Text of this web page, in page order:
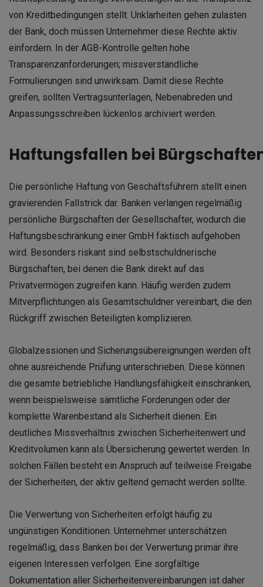
von Kreditbedingungen stellt. Unklarheiten gehen zulasten
der Bank, doch müssen Unternehmer diese Rechte aktiv
einfordern. In der AGB-Kontrolle gelten hohe
Transparenzanforderungen; missverständliche
Formulierungen sind unwirksam. Damit diese Rechte
greifen, sollten Vertragsunterlagen, Nebenabreden und
Anpassungsschreiben lückenlos archiviert werden.
Haftungsfallen bei
Die persönliche Haftung von Geschäftsführern stellt einen
gravierenden Fallstrick dar. Banken verlangen regelmäßig
persönliche Bürgschaften der Gesellschafter, wodurch die
Haftungsbeschränkung einer GmbH faktisch aufgehoben
wird. Besonders riskant sind selbstschuldnerische
Bürgschaften, bei denen die Bank direkt auf das
Privatvermögen zugreifen kann. Häufig werden zudem
Mitverpflichtungen als Gesamtschuldner vereinbart, die den
Rückgriff zwischen Beteiligten komplizieren.
Globalzessionen und Sicherungsübereignungen werden oft
ohne ausreichende Prüfung unterschrieben. Diese können
die gesamte betriebliche Handlungsfähigkeit einschränken,
wenn beispielsweise sämtliche Forderungen oder der
komplette Warenbestand als Sicherheit dienen. Ein
deutliches Missverhältnis zwischen Sicherheitenwert und
Kreditvolumen kann als Übersicherung gewertet werden. In
solchen Fällen besteht ein Anspruch auf teilweise Freigabe
der Sicherheiten, der aktiv geltend gemacht werden sollte.
Die Verwertung von Sicherheiten erfolgt häufig zu
ungünstigen Konditionen. Unternehmer unterschätzen
regelmäßig, dass Banken bei der Verwertung primär ihre
eigenen Interessen verfolgen. Eine sorgfältige
Dokumentation aller Sicherheitenvereinbarungen ist daher